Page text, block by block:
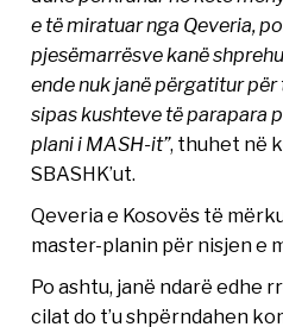
e të miratuar nga Qeveria,
pjesëmarrësve kanë
ende nuk janë përgatitur
sipas kushteve të parapara
plani i MASH-it”, thuhet në
SBASHK’ut.
Qeveria e Kosovës të
master-planin për nisjen e
Po ashtu, janë ndarë edhe
cilat do t’u shpërndahen